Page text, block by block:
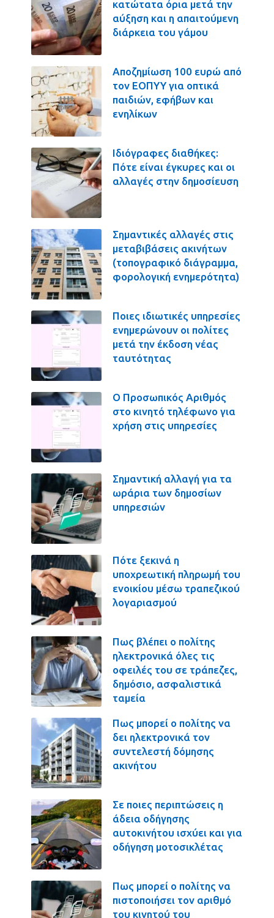
κατώτατα όρια μετά την
αύξηση και η απαιτούμενη
διάρκεια του γάμου
Αποζημίωση 100 ευρώ από
τον ΕΟΠΥΥ για οπτικά
παιδιών, εφήβων και
ενηλίκων
Ιδιόγραφες διαθήκες:
Πότε είναι έγκυρες και οι
αλλαγές στην δημοσίευση
Σημαντικές αλλαγές στις
μεταβιβάσεις ακινήτων
(τοπογραφικό διάγραμμα,
φορολογική ενημερότητα)
Ποιες ιδιωτικές υπηρεσίες
ενημερώνουν οι πολίτες
μετά την έκδοση νέας
ταυτότητας
Ο Προσωπικός Αριθμός
στο κινητό τηλέφωνο για
χρήση στις υπηρεσίες
Σημαντική αλλαγή για τα
ωράρια των δημοσίων
υπηρεσιών
Πότε ξεκινά η
υποχρεωτική πληρωμή του
ενοικίου μέσω τραπεζικού
λογαριασμού
Πως βλέπει ο πολίτης
ηλεκτρονικά όλες τις
οφειλές του σε τράπεζες,
δημόσιο, ασφαλιστικά
ταμεία
Πως μπορεί ο πολίτης να
δει ηλεκτρονικά τον
συντελεστή δόμησης
ακινήτου
Σε ποιες περιπτώσεις η
άδεια οδήγησης
αυτοκινήτου ισχύει και για
οδήγηση μοτοσικλέτας
Πως μπορεί ο πολίτης να
πιστοποιήσει τον αριθμό
του κινητού του